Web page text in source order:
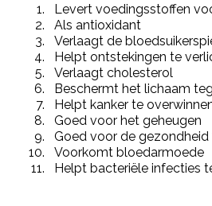
Levert voedingsstoffen
Als antioxidant
Verlaagt de
Helpt ontstekingen te
Verlaagt cholesterol
Beschermt het lichaam
Helpt kanker te
Goed voor het geheugen
Goed voor de gezondheid
Voorkomt bloedarmoede
Helpt bacteriële infecties